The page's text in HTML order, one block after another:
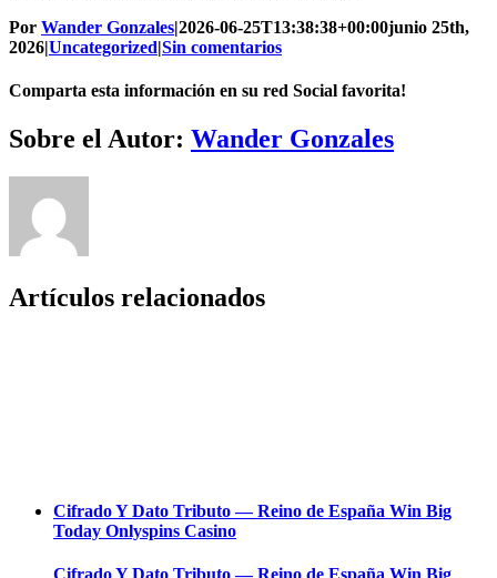
Por Wander Gonzales|2026-06-25T13:38:38+00:00junio 25th,
2026|Uncategorized|Sin comentarios
Comparta esta información en su red Social favorita!
Facebook
Twitter
LinkedIn
Reddit
Whatsapp
Tumblr
Pinterest
Vk
Email
Sobre el Autor: Wander Gonzales
Artículos relacionados
Cifrado Y Dato Tributo — Reino de España Win Big
Today Onlyspins Casino